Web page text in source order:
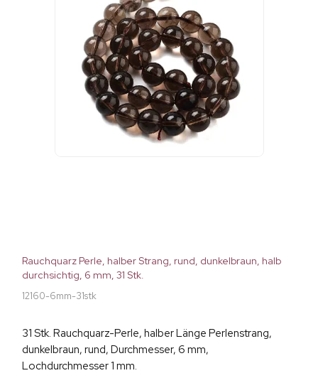
Rauchquarz Perle, halber Strang, rund, dunkelbraun, halb
durchsichtig, 6 mm, 31 Stk.
12160-6mm-31stk
31 Stk. Rauchquarz-Perle, halber Länge Perlenstrang,
dunkelbraun, rund, Durchmesser, 6 mm,
Lochdurchmesser 1 mm.